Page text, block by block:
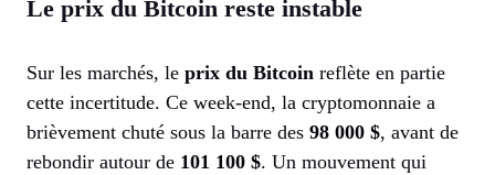
Le prix du Bitcoin reste instable
Sur les marchés, le prix du Bitcoin reflète en partie
cette incertitude. Ce week-end, la cryptomonnaie a
brièvement chuté sous la barre des 98 000 $, avant de
rebondir autour de 101 100 $. Un mouvement qui